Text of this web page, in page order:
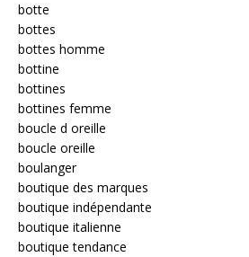
botte
bottes
bottes homme
bottine
bottines
bottines femme
boucle d oreille
boucle oreille
boulanger
boutique des marques
boutique indépendante
boutique italienne
boutique tendance